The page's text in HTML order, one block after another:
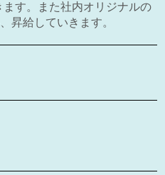
す。また社内オリジナルの
昇給していきます。